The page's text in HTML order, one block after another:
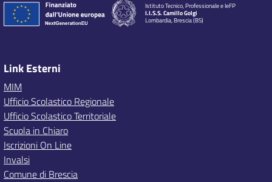
Istituto Tecnico, Professionale e IeFP
I.I.S.S. Camillo Golgi
Lombardia, Brescia (BS)
Link Esterni
MIM
Ufficio Scolastico Regionale
Ufficio Scolastico Territoriale
Scuola in Chiaro
Iscrizioni On Line
Invalsi
Comune di Brescia